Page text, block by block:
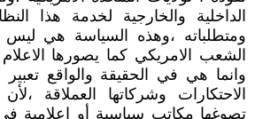
الداخلية والخارجية لخدمة هذا
ومتطلباته ،وهذه السياسة هي
الشعب الامريكي كما يصورها
وانما هي في الحقيقة والواقع
الاحتكارات وشركاتها العملاقة
تصوغها مكاتب سياسية أو اعلامية في